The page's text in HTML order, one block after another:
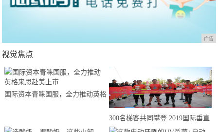
广告
视觉焦点
国际资本青睐国服，全力推动英格
300名梯客共同攀登 2019国际垂直